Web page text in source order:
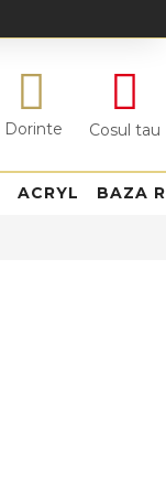
Dorinte Cosul tau
ACRYL BAZA